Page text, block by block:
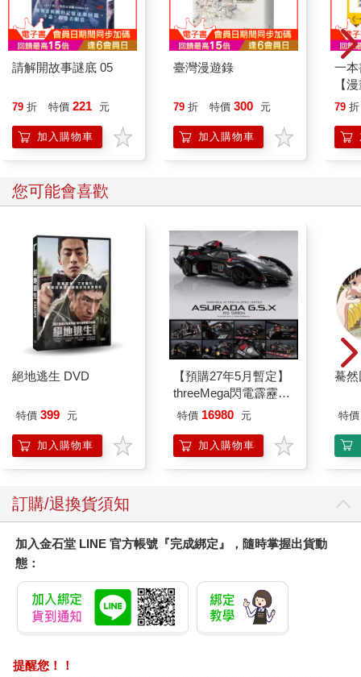
請解開故事謎底 05
79 折 特價 221 元
加入購物車
臺灣漫遊錄
79 折 特價 300 元
加入購物車
一
【
行
「
學方
79 折
您可能會喜歡
絕地逃生 DVD
特價 399 元
加入購物車
【預購27年5月暫定】
threeMega閃電霹靂車
VA Hi-SPEC UNITED
SIREN 黑色限定
特價 16980 元
加入購物車
驀
特價
訂購/退換貨須知
加入金石堂 LINE 官方帳號『完成綁定』，隨時掌握出貨動
態：
提醒您！！